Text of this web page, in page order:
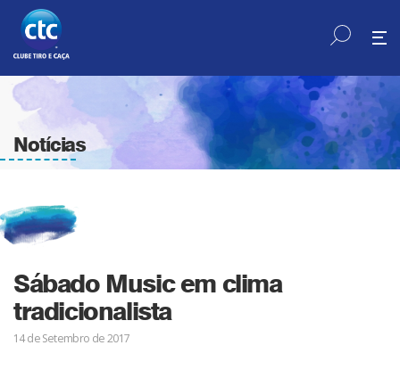
Notícias
Sábado Music em clima
tradicionalista
14 de Setembro de 2017